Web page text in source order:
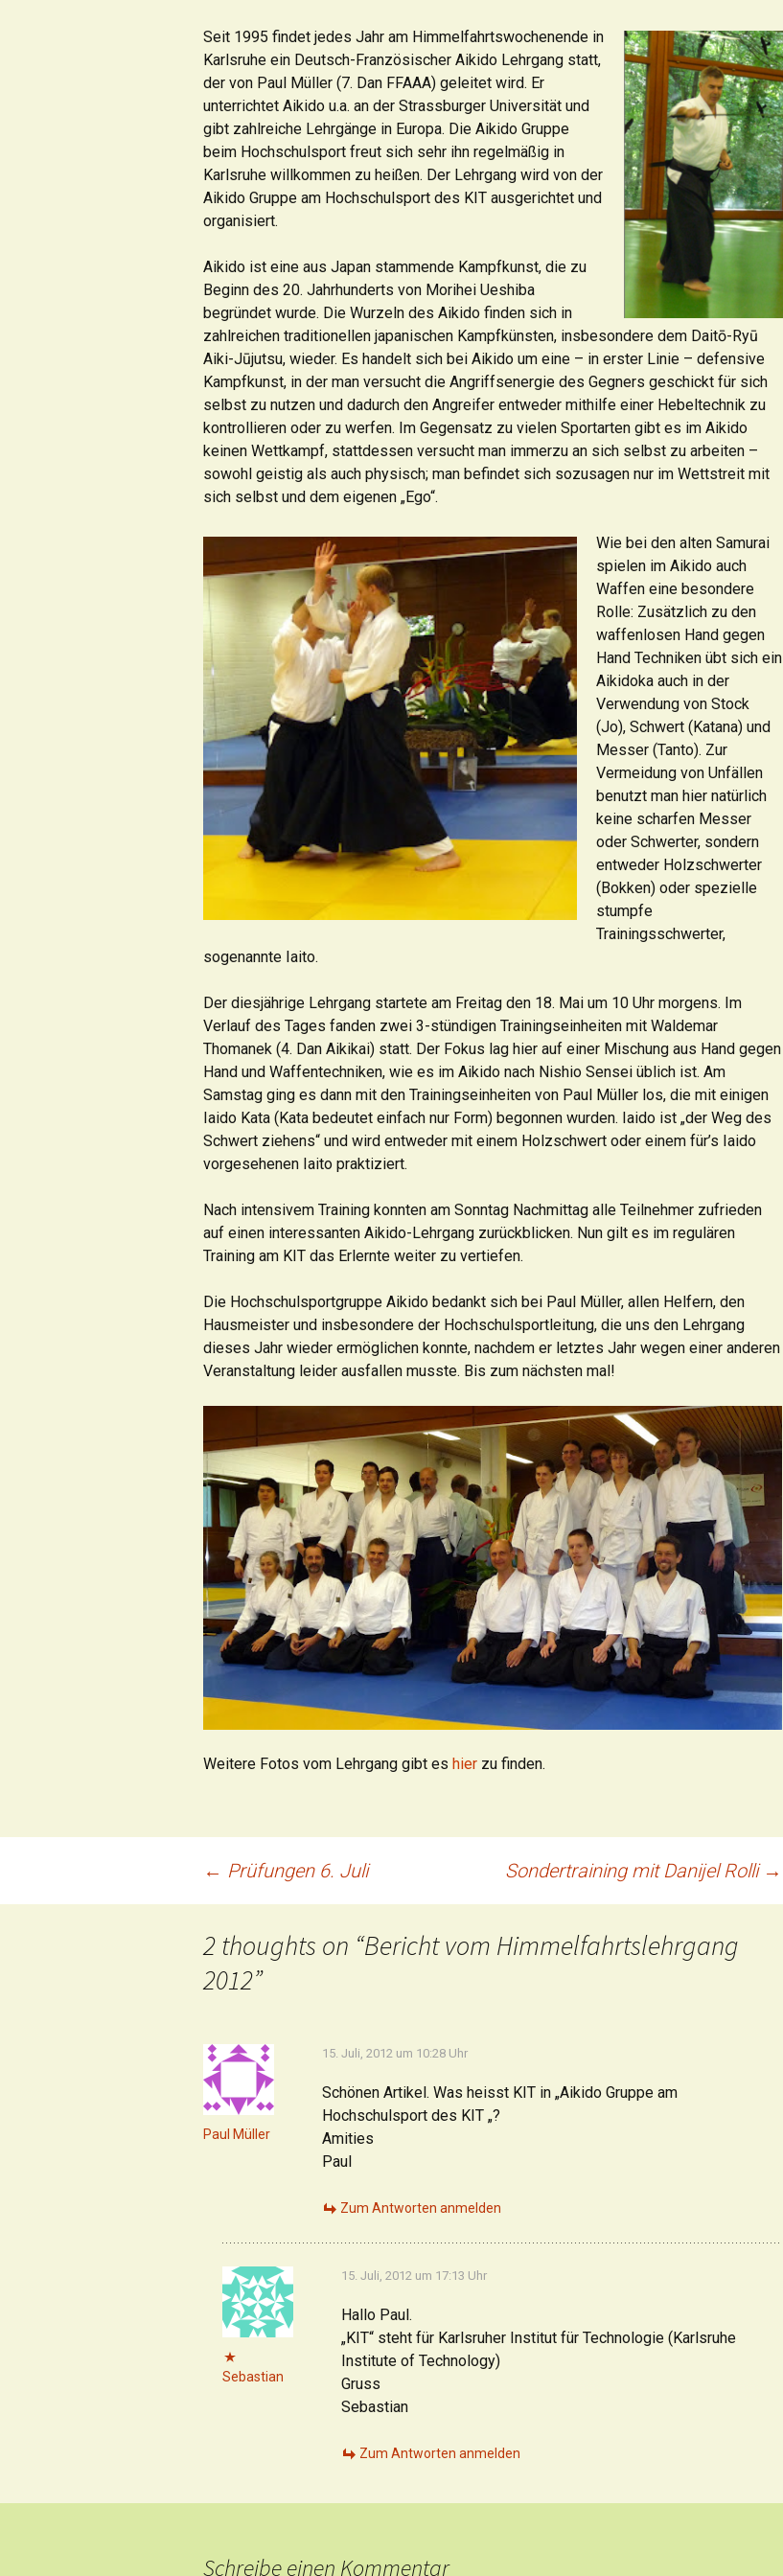
Sammelbestellungen
FAQ
Interview mit Paul Muller
(Horst Schwickerath —
Aikidojournal 02/2001)
Seit 1995 findet jedes Jahr am Himmelfahrtswochenende in
Karlsruhe ein Deutsch-Französischer Aikido Lehrgang statt,
der von Paul Müller (7. Dan FFAAA) geleitet wird. Er
unterrichtet Aikido u.a. an der Strassburger Universität und
gibt zahlreiche Lehrgänge in Europa. Die Aikido Gruppe
beim Hochschulsport freut sich sehr ihn regelmäßig in
Karlsruhe willkommen zu heißen. Der Lehrgang wird von der
Aikido Gruppe am Hochschulsport des KIT ausgerichtet und
organisiert.
Aikido ist eine aus Japan stammende Kampfkunst, die zu
Beginn des 20. Jahrhunderts von Morihei Ueshiba
begründet wurde. Die Wurzeln des Aikido finden sich in
zahlreichen traditionellen japanischen Kampfkünsten, insbesondere dem Daitō-Ryū
Aiki-Jūjutsu, wieder. Es handelt sich bei Aikido um eine – in erster Linie – defensive
Kampfkunst, in der man versucht die Angriffsenergie des Gegners geschickt für sich
selbst zu nutzen und dadurch den Angreifer entweder mithilfe einer Hebeltechnik zu
kontrollieren oder zu werfen. Im Gegensatz zu vielen Sportarten gibt es im Aikido
keinen Wettkampf, stattdessen versucht man immerzu an sich selbst zu arbeiten –
sowohl geistig als auch physisch; man befindet sich sozusagen nur im Wettstreit mit
sich selbst und dem eigenen „Ego“.
Wie bei den alten Samurai
spielen im Aikido auch
Waffen eine besondere
Rolle: Zusätzlich zu den
waffenlosen Hand gegen
Hand Techniken übt sich ein
Aikidoka auch in der
Verwendung von Stock
(Jo), Schwert (Katana) und
Messer (Tanto). Zur
Vermeidung von Unfällen
benutzt man hier natürlich
keine scharfen Messer
oder Schwerter, sondern
entweder Holzschwerter
(Bokken) oder spezielle
stumpfe
Trainingsschwerter,
sogenannte Iaito.
Der diesjährige Lehrgang startete am Freitag den 18. Mai um 10 Uhr morgens. Im
Verlauf des Tages fanden zwei 3-stündigen Trainingseinheiten mit Waldemar
Thomanek (4. Dan Aikikai) statt. Der Fokus lag hier auf einer Mischung aus Hand gegen
Hand und Waffentechniken, wie es im Aikido nach Nishio Sensei üblich ist. Am
Samstag ging es dann mit den Trainingseinheiten von Paul Müller los, die mit einigen
Iaido Kata (Kata bedeutet einfach nur Form) begonnen wurden. Iaido ist „der Weg des
Schwert ziehens“ und wird entweder mit einem Holzschwert oder einem für’s Iaido
vorgesehenen Iaito praktiziert.
Nach intensivem Training konnten am Sonntag Nachmittag alle Teilnehmer zufrieden
auf einen interessanten Aikido-Lehrgang zurückblicken. Nun gilt es im regulären
Training am KIT das Erlernte weiter zu vertiefen.
Die Hochschulsportgruppe Aikido bedankt sich bei Paul Müller, allen Helfern, den
Hausmeister und insbesondere der Hochschulsportleitung, die uns den Lehrgang
dieses Jahr wieder ermöglichen konnte, nachdem er letztes Jahr wegen einer anderen
Veranstaltung leider ausfallen musste. Bis zum nächsten mal!
Weitere Fotos vom Lehrgang gibt es hier zu finden.
← Prüfungen 6. Juli Sondertraining mit Danijel Rolli →
2 thoughts on “Bericht vom Himmelfahrtslehrgang
2012”
Paul Müller
15. Juli, 2012 um 10:28 Uhr
Schönen Artikel. Was heisst KIT in „Aikido Gruppe am
Hochschulsport des KIT „?
Amities
Paul
Zum Antworten anmelden
Sebastian
15. Juli, 2012 um 17:13 Uhr
Hallo Paul.
„KIT“ steht für Karlsruher Institut für Technologie (Karlsruhe
Institute of Technology)
Gruss
Sebastian
Zum Antworten anmelden
Schreibe einen Kommentar